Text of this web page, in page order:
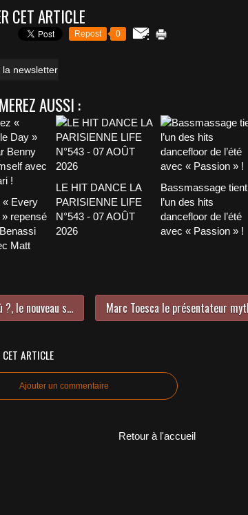
CET ARTICLE
Repost 0
newsletter
AUSSI :
« Every
repensé
Matt
LE HIT DANCE LA
PARISIENNE LIFE
N°543 - 07 AOÛT
2026
Bassmassage tient
l’un des hits
dancefloor de l’été
avec « Passion » !
T’Es Où ?, le nouveau single de Vitaa !
CET ARTICLE
Ajouter un commentaire
Retour à l'accueil